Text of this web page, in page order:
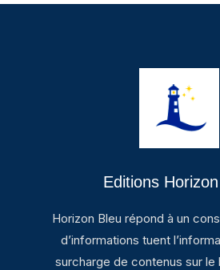
Editions
Horizon Bleu répond à un
d’informations tuent
surcharge de contenus sur le